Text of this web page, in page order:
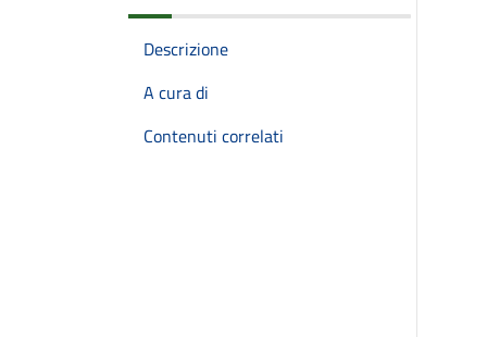
Descrizione
A cura di
Contenuti correlati